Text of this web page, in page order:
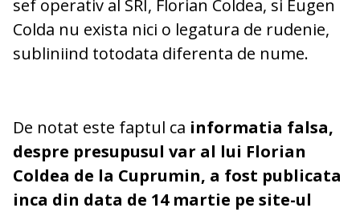
sef operativ al SRI, Florian Coldea, si Eugen
Colda nu exista nici o legatura de rudenie,
subliniind totodata diferenta de nume.
De notat este faptul ca informatia falsa,
despre presupusul var al lui Florian
Coldea de la Cuprumin, a fost publicata
inca din data de 14 martie pe site-ul